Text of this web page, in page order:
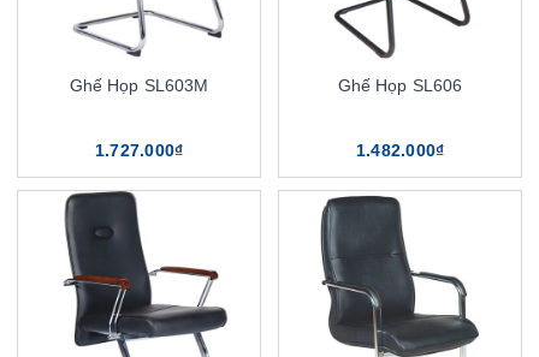
Ghế Họp SL603M
1.727.000₫
Ghế Họp SL606
1.482.000₫